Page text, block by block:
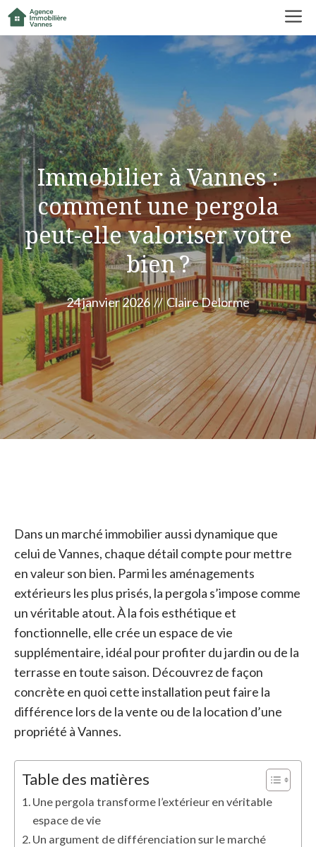
Aller
au
contenu
Immobilier à Vannes :
comment une pergola
peut-elle valoriser votre
bien ?
24 janvier 2026 // Claire Delorme
Dans un marché immobilier aussi dynamique que
celui de Vannes, chaque détail compte pour mettre
en valeur son bien. Parmi les aménagements
extérieurs les plus prisés, la pergola s’impose comme
un véritable atout. À la fois esthétique et
fonctionnelle, elle crée un espace de vie
supplémentaire, idéal pour profiter du jardin ou de la
terrasse en toute saison. Découvrez de façon
concrète en quoi cette installation peut faire la
différence lors de la vente ou de la location d’une
propriété à Vannes.
Table des matières
Une pergola transforme l’extérieur en véritable
espace de vie
Un argument de différenciation sur le marché